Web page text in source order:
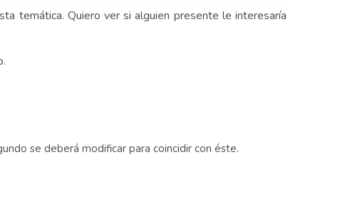
temática. Quiero ver si alguien presente le interesaría
se deberá modificar para coincidir con éste.